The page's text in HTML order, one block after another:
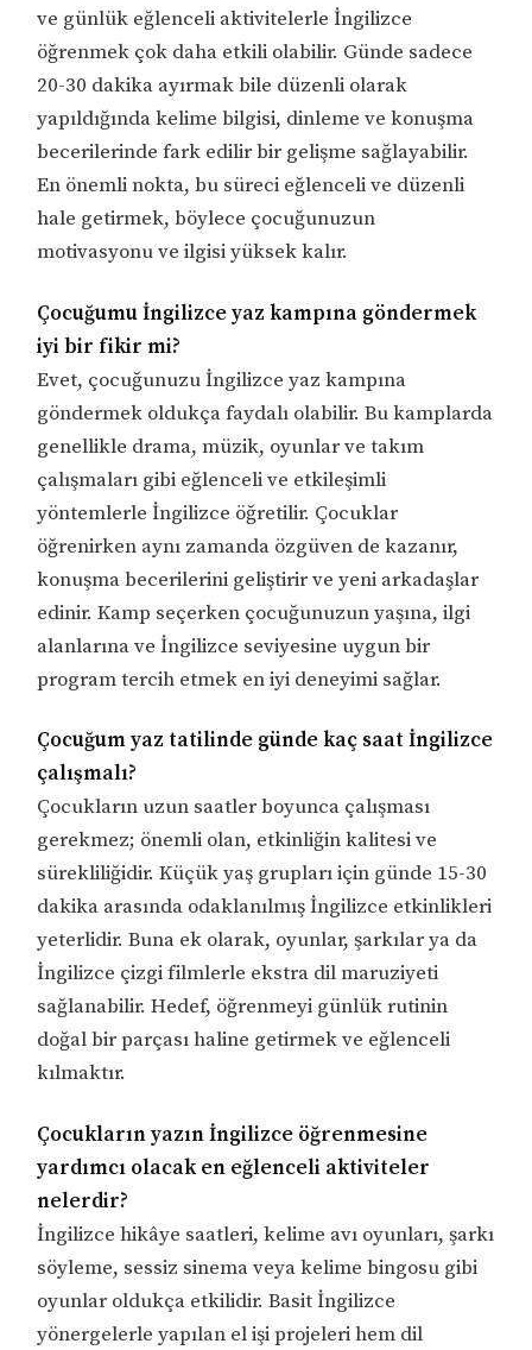
ve günlük eğlenceli aktivitelerle İngilizce
öğrenmek çok daha etkili olabilir. Günde sadece
20-30 dakika ayırmak bile düzenli olarak
yapıldığında kelime bilgisi, dinleme ve konuşma
becerilerinde fark edilir bir gelişme sağlayabilir.
En önemli nokta, bu süreci eğlenceli ve düzenli
hale getirmek, böylece çocuğunuzun
motivasyonu ve ilgisi yüksek kalır.
Çocuğumu İngilizce yaz kampına göndermek
iyi bir fikir mi?
Evet, çocuğunuzu İngilizce yaz kampına
göndermek oldukça faydalı olabilir. Bu kamplarda
genellikle drama, müzik, oyunlar ve takım
çalışmaları gibi eğlenceli ve etkileşimli
yöntemlerle İngilizce öğretilir. Çocuklar
öğrenirken aynı zamanda özgüven de kazanır,
konuşma becerilerini geliştirir ve yeni arkadaşlar
edinir. Kamp seçerken çocuğunuzun yaşına, ilgi
alanlarına ve İngilizce seviyesine uygun bir
program tercih etmek en iyi deneyimi sağlar.
Çocuğum yaz tatilinde günde kaç saat İngilizce
çalışmalı?
Çocukların uzun saatler boyunca çalışması
gerekmez; önemli olan, etkinliğin kalitesi ve
sürekliliğidir. Küçük yaş grupları için günde 15-30
dakika arasında odaklanılmış İngilizce etkinlikleri
yeterlidir. Buna ek olarak, oyunlar, şarkılar ya da
İngilizce çizgi filmlerle ekstra dil maruziyeti
sağlanabilir. Hedef, öğrenmeyi günlük rutinin
doğal bir parçası haline getirmek ve eğlenceli
kılmaktır.
Çocukların yazın İngilizce öğrenmesine
yardımcı olacak en eğlenceli aktiviteler
nelerdir?
İngilizce hikâye saatleri, kelime avı oyunları, şarkı
söyleme, sessiz sinema veya kelime bingosu gibi
oyunlar oldukça etkilidir. Basit İngilizce
yönergelerle yapılan el işi projeleri hem dil